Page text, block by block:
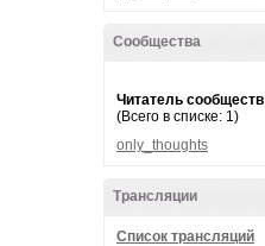
Сообщества
Читатель сообществ
(Всего в списке: 1)
only_thoughts
Трансляции
Список трансляций